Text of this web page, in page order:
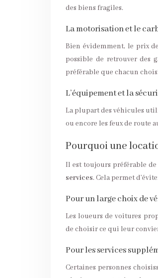
des biens fragiles.
La motorisation et le
Bien évidemment, le prix
possible de retrouver des
préférable que chacun
L’équipement et la
La plupart des véhicules
ou encore les feux de route
Pourquoi une
Il est toujours préférable
services. Cela permet
Pour un large choix de
Les loueurs de voitures
de choisir ce qui leur
Pour les services
Certaines personnes